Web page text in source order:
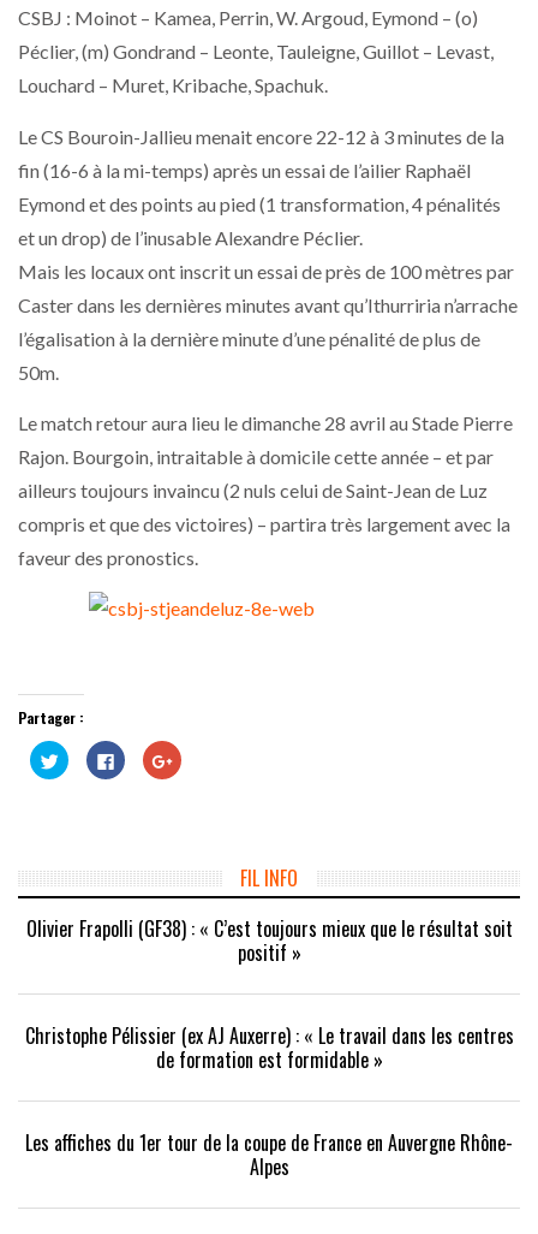
CSBJ : Moinot – Kamea, Perrin, W. Argoud, Eymond – (o)
Péclier, (m) Gondrand – Leonte, Tauleigne, Guillot – Levast,
Louchard – Muret, Kribache, Spachuk.
Le CS Bouroin-Jallieu menait encore 22-12 à 3 minutes de la
fin (16-6 à la mi-temps) après un essai de l’ailier Raphaël
Eymond et des points au pied (1 transformation, 4 pénalités
et un drop) de l’inusable Alexandre Péclier.
Mais les locaux ont inscrit un essai de près de 100 mètres par
Caster dans les dernières minutes avant qu’Ithurriria n’arrache
l’égalisation à la dernière minute d’une pénalité de plus de
50m.
Le match retour aura lieu le dimanche 28 avril au Stade Pierre
Rajon. Bourgoin, intraitable à domicile cette année – et par
ailleurs toujours invaincu (2 nuls celui de Saint-Jean de Luz
compris et que des victoires) – partira très largement avec la
faveur des pronostics.
Partager :
Cliquez
pour
partager
fenêtre)
Cliquez
pour
partager
fenêtre)
Cliquez
pour
nouvelle
fenêtre)
FIL INFO
Olivier Frapolli (GF38) : « C’est toujours mieux que le résultat soit
positif »
Christophe Pélissier (ex AJ Auxerre) : « Le travail dans les centres
de formation est formidable »
Les affiches du 1er tour de la coupe de France en Auvergne Rhône-
Alpes